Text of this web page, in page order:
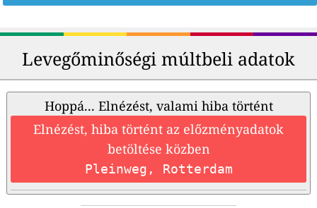
Levegőminőségi múltbeli adatok
Hoppá... Elnézést, valami hiba történt
Elnézést, hiba történt az előzményadatok
betöltése közben
Pleinweg, Rotterdam